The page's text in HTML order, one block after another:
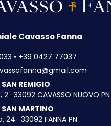
Cavasso Fanna
• +39 0427 77037
REMIGIO
· 33092 CAVASSO NUOVO PN
MARTINO
· 33092 FANNA PN